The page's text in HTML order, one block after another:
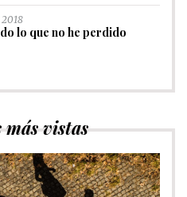
lo que no he perdido
vistas